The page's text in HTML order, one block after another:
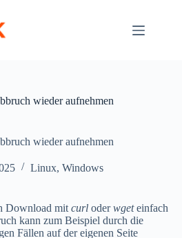
wieder aufnehmen
wieder aufnehmen
Linux, Windows
Download mit curl oderwgeteinfach
kann zum Beispiel durch die
Fällen auf der eigenen Seite